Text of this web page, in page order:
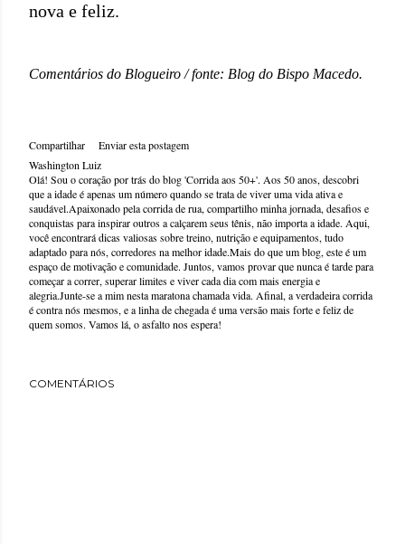
nova e feliz.
Comentários do Blogueiro / fonte: Blog do Bispo Macedo.
Compartilhar
Enviar esta postagem
Washington Luiz
Olá! Sou o coração por trás do blog 'Corrida aos 50+'. Aos 50 anos, descobri
que a idade é apenas um número quando se trata de viver uma vida ativa e
saudável.Apaixonado pela corrida de rua, compartilho minha jornada, desafios e
conquistas para inspirar outros a calçarem seus tênis, não importa a idade. Aqui,
você encontrará dicas valiosas sobre treino, nutrição e equipamentos, tudo
adaptado para nós, corredores na melhor idade.Mais do que um blog, este é um
espaço de motivação e comunidade. Juntos, vamos provar que nunca é tarde para
começar a correr, superar limites e viver cada dia com mais energia e
alegria.Junte-se a mim nesta maratona chamada vida. Afinal, a verdadeira corrida
é contra nós mesmos, e a linha de chegada é uma versão mais forte e feliz de
quem somos. Vamos lá, o asfalto nos espera!
COMENTÁRIOS